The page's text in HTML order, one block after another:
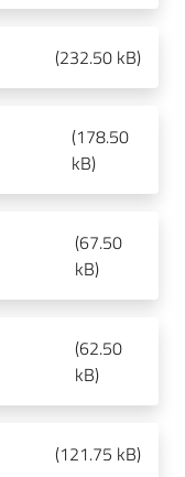
(232.50 kB)
(178.50
kB)
(67.50
kB)
(62.50
kB)
(121.75 kB)